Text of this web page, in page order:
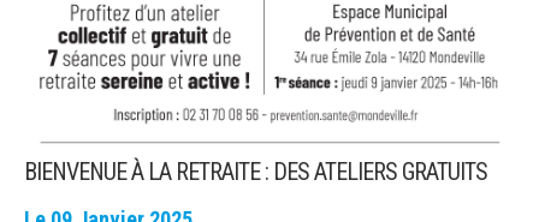
BIENVENUE À LA RETRAITE : DES ATELIERS GRATUITS
ARRÊTÉS MUNICIPAUX
DÉLIBÉRATIONS